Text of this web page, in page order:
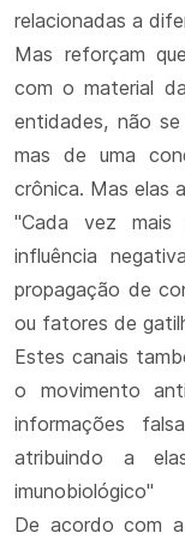
relacionadas a
Mas reforçam
com o material
entidades, não
mas de uma
crônica. Mas elas
"Cada vez
influência
propagação de
ou fatores de
Estes canais
o movimento
informações
atribuindo a
imunobiológico"
De acordo com